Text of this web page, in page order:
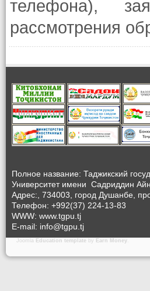
телефона),
рассмотрения
Полное название: Таджикский
Университет имени Садриддин
Адрес:, 734003, город Душанбе,
Телефон: +992(37) 224-13-83
WWW: www.tgpu.tj
E-mail: info@tgpu.tj
Joomla Education template by Earn Money.